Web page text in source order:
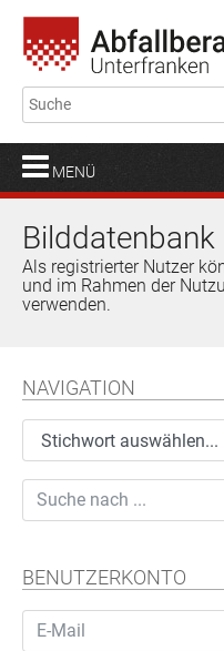
MENÜ
Bilddatenbank
Als registrierter Nutzer
und im Rahmen der
verwenden.
NAVIGATION
BENUTZERKONTO